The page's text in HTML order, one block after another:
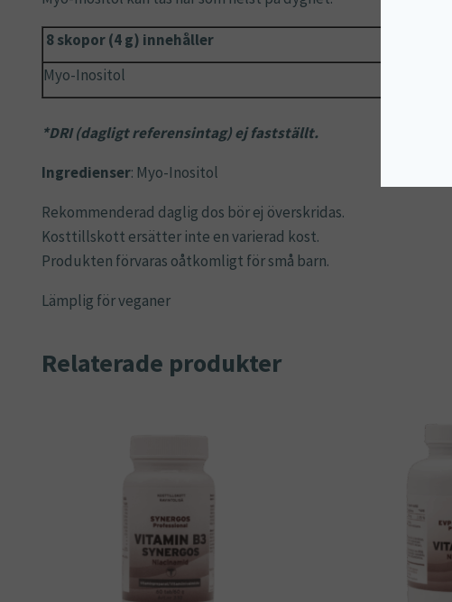
8 skopor (4 g) innehåller
Myo-Inositol
*DRI (dagligt referensintag) ej fastställt.
Ingredienser: Myo-Inositol
Rekommenderad daglig dos bör ej överskridas.
Kosttillskott ersätter inte en varierad kost.
Produkten förvaras oåtkomligt för små barn.
Lämplig för veganer
Relaterade produkter